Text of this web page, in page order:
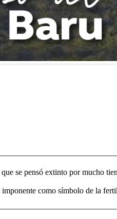
se pensó extinto por mucho
como símbolo de la